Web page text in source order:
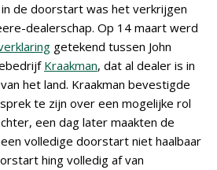
de doorstart was het verkrijgen
dealerschap. Op 14 maart werd
getekend tussen John
Kraakman, dat al dealer is in
het land. Kraakman bevestigde
te zijn over een mogelijke rol
een dag later maakten de
volledige doorstart niet haalbaar
hing volledig af van